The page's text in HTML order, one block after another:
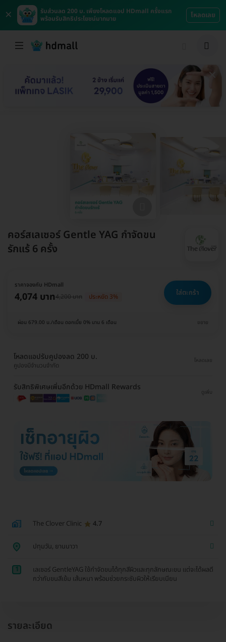
×
รับส่วนลด 200 บ. เพียงโหลดแอป HDmall ครั้งแรก
พร้อมรับสิทธิประโยชน์มากมาย
โหลดเลย
คอร์สเลเซอร์ Gentle YAG กำจัดขน
รักแร้ 6 ครั้ง
ราคาจองกับ HDmall
4,074 บาท4,200 บาท ประหยัด 3% ใส่ตะกร้า
ผ่อน 679.00 บ./เดือน ดอกเบี้ย 0% นาน 6 เดือน ขยาย
โหลดแอปรับคูปองลด 200 บ.
คูปองมีจำนวนจำกัด
โหลดเลย
รับสิทธิพิเศษเพิ่มอีกด้วย HDmall Rewards
ดูเพิ่ม
The Clover Clinic 4.7
ปทุมวัน, ยานนาวา
1
เลเซอร์ GentleYAG ใช้กำจัดขนได้ทุกสีผิวและทุกลักษณะขน แต่จะได้ผลดี
กว่ากับขนสีเข้ม เส้นหนา พร้อมช่วยกระชับผิวให้เรียบเนียน
รายละเอียด